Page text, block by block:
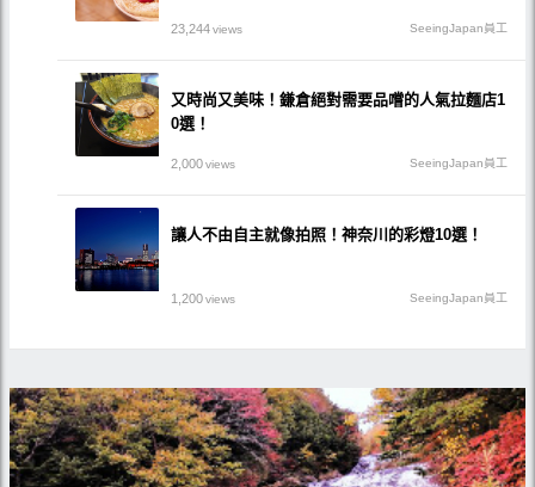
23,244views SeeingJapan員工
又時尚又美味！鎌倉絕對需要品嚐的人氣拉麵店1
0選！
2,000views SeeingJapan員工
讓人不由自主就像拍照！神奈川的彩燈10選！
1,200views SeeingJapan員工